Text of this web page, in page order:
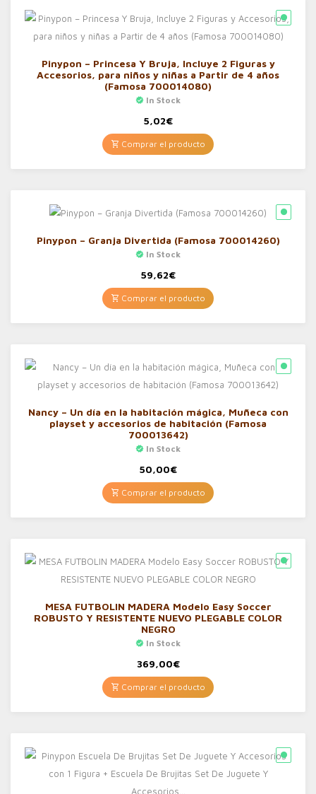
Pinypon – Princesa Y Bruja, Incluye 2 Figuras y
Accesorios, para niños y niñas a Partir de 4 años
(Famosa 700014080)
In Stock
5,02€
Comprar el producto
Pinypon – Granja Divertida (Famosa 700014260)
In Stock
59,62€
Comprar el producto
Nancy – Un día en la habitación mágica, Muñeca con
playset y accesorios de habitación (Famosa
700013642)
In Stock
50,00€
Comprar el producto
MESA FUTBOLIN MADERA Modelo Easy Soccer
ROBUSTO Y RESISTENTE NUEVO PLEGABLE COLOR
NEGRO
In Stock
369,00€
Comprar el producto